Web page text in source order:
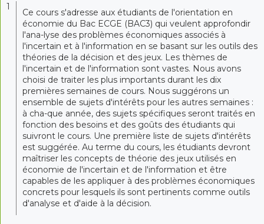
1
Ce cours s'adresse aux étudiants de l'orientation en
économie du Bac ECGE (BAC3) qui veulent approfondir
l'ana-lyse des problèmes économiques associés à
l'incertain et à l'information en se basant sur les outils des
théories de la décision et des jeux. Les thèmes de
l'incertain et de l'information sont vastes. Nous avons
choisi de traiter les plus importants durant les dix
premières semaines de cours. Nous suggérons un
ensemble de sujets d'intérêts pour les autres semaines :
à cha-que année, des sujets spécifiques seront traités en
fonction des besoins et des goûts des étudiants qui
suivront le cours. Une première liste de sujets d'intérêts
est suggérée. Au terme du cours, les étudiants devront
maîtriser les concepts de théorie des jeux utilisés en
économie de l'incertain et de l'information et être
capables de les appliquer à des problèmes économiques
concrets pour lesquels ils sont pertinents comme outils
d'analyse et d'aide à la décision.